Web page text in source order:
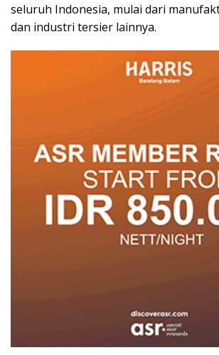
seluruh Indonesia, mulai dari
dan industri tersier lainnya.